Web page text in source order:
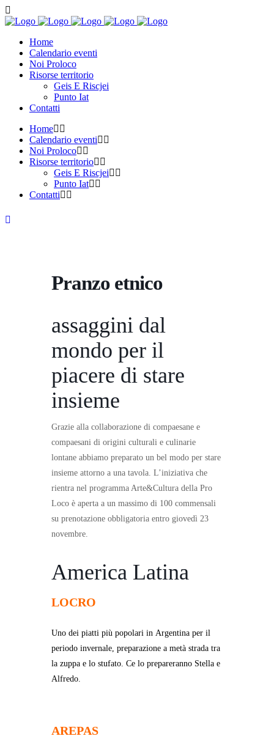
Home
Calendario eventi
Noi Proloco
Risorse territorio
Geis E Riscjei
Punto Iat
Contatti
Home
Calendario eventi
Noi Proloco
Risorse territorio
Geis E Riscjei
Punto Iat
Contatti
Pranzo etnico
assaggini dal
mondo per il
piacere di stare
insieme
Grazie alla collaborazione di compaesane e
compaesani di origini culturali e culinarie
lontane abbiamo preparato un bel modo per stare
insieme attorno a una tavola. L’iniziativa che
rientra nel programma Arte&Cultura della Pro
Loco è aperta a un massimo di 100 commensali
su prenotazione obbligatoria entro giovedì 23
novembre.
America Latina
LOCRO
Uno dei piatti più popolari in Argentina per il
periodo invernale, preparazione a metà strada tra
la zuppa e lo stufato. Ce lo prepareranno Stella e
Alfredo.
AREPAS